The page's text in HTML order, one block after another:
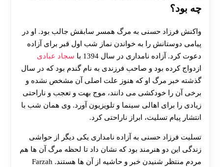
چه بود؟
واکنش فرزاد حسنی به مرگ همسر سابقش جالب بود. او در
پیامی دوستانش را به خواندن نماز شب اول قبر برای آزاده
دعوت کرد. آزاده نامداری در سال 1394 با
سجاد عبادی
ازدواج کرده بود و صاحب فرزندی به نام گندم بود که در سال
گذشته خبر مرگ او که هنوز علت اصلی آن مشخص نشده و
برخی آن را خودکشی می دانند، موج بهت و تعجب و ناراحتی
زیادی را برای اهالی سینما و تلویزیون آورد. وی همان شب با
انتشار پیام تسلیت، ابراز ناراحتی کرد.
تسلیت فرزاد حسنی به آزاده نامداری یکی دیگر از حواشی
زندگی این دو هنرمند بود که نشان داد تا لحظه مرگ آن ها هم
مردم منتظر شنیدن خبر و حاشیه از آن ها هستند. Farzah